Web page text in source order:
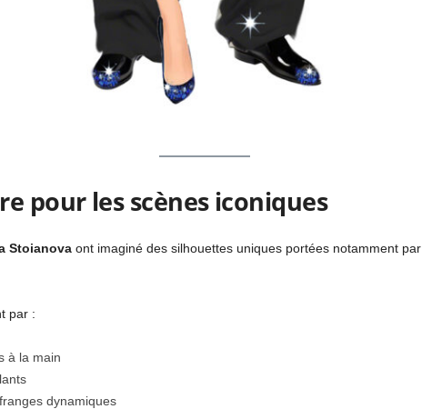
pour les scènes iconiques
Stoianovaont imaginé des silhouettes uniques portées notamment par
par :
à la main
dynamiques